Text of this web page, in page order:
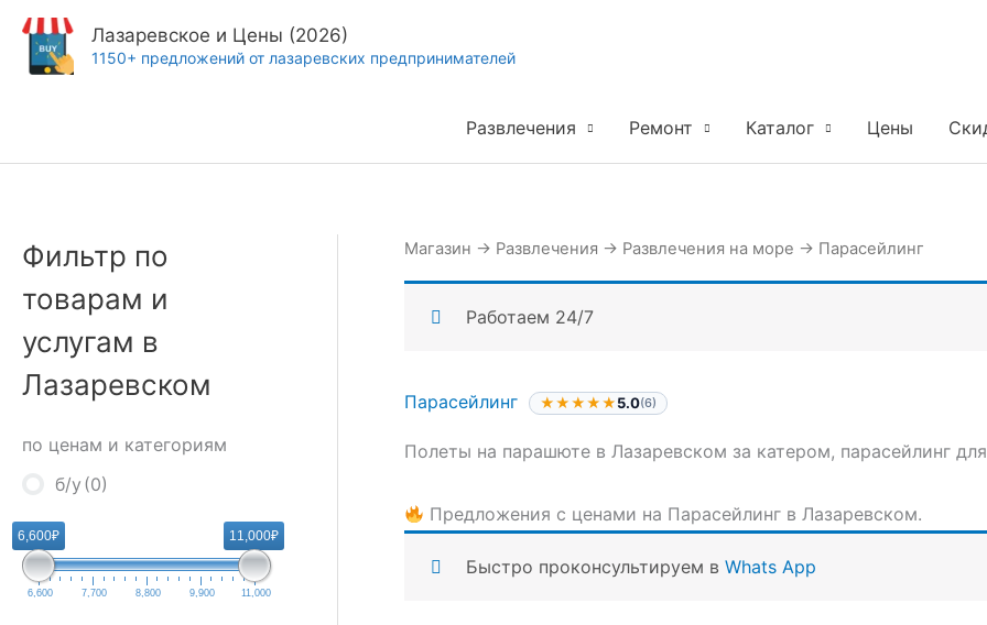
Перейти
содержимому
Лазаревское и Цены (2026)
1150+ предложений от лазаревских предпринимателей
Развлечения Ремонт Каталог Цены
Фильтр по
товарам и
услугам в
Лазаревском
по ценам и категориям
б/у (0)
6,600₽ 11,000₽
6,600 7,700 8,800 9,900 11,000
Магазин → Развлечения → Развлечения на море → Парасейлинг
Работаем 24/7
Парасейлинг ★★★★★5.0(6)
Полеты на парашюте в Лазаревском за катером, парасейлинг
Предложения с ценами на Парасейлинг в Лазаревском.
Быстро проконсультируем в Whats App